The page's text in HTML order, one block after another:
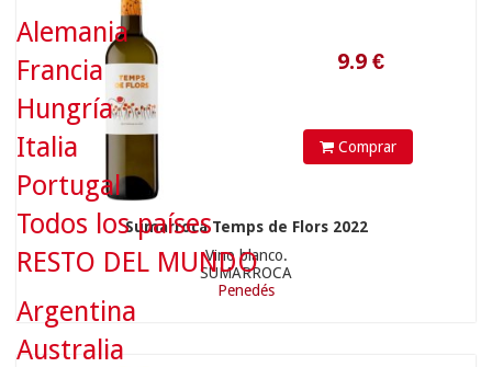
Comprar
Sumarroca Temps de Flors 2022
Vino blanco.
SUMARROCA
Penedés
Alemania
Francia
Hungría
Italia
Portugal
Todos los países
RESTO DEL MUNDO
Argentina
Australia